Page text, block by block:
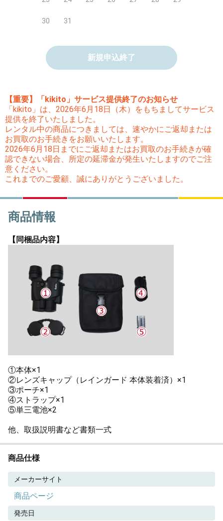
30 31
新規申込終了
【重要】「kikito」サービス提供終了のお知らせ
「kikito」は、2026年6月18日（木）をもちましてサービス
提供を終了いたしました。
レンタル中の商品につきましては、速やかにご返却または
お買取のお手続きをお願いいたします。
2026年6月18日までにご返却またはお買取のお手続きが確
認できない場合、所定の延滞金が発生いたしますのでご注
意ください。
これまでのご愛顧、誠にありがとうございました。
商品情報
【同梱品内容】
①本体×1
②レンズキャップ（レインガード 本体装着済）×1
③ポーチ×1
④ストラップ×1
⑤単三電池×2
他、取扱説明書など書類一式
商品仕様
メーカーサイト
商品ページ
発売日